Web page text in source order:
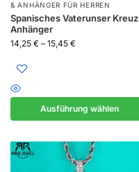
& ANHÄNGER FÜR HERREN
Spanisches Vaterunser Kreuz
Anhänger
14,25 € – 15,45 €
Ausführung wählen